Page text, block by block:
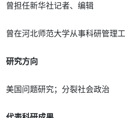
曾担任新华社记者、编辑
曾在河北师范大学从事科研管理
研究方向
美国问题研究；分裂社会政治